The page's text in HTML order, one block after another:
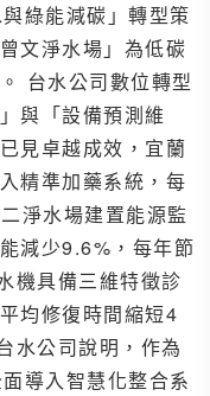
綠能減碳」轉型策
文淨水場」為低碳
台水公司數位轉型
與「設備預測維
見卓越成效，宜蘭
精準加藥系統，每
淨水場建置能源監
減少9.6%，每年節
機具備三維特徵診
均修復時間縮短4
水公司說明，作為
導入智慧化整合系